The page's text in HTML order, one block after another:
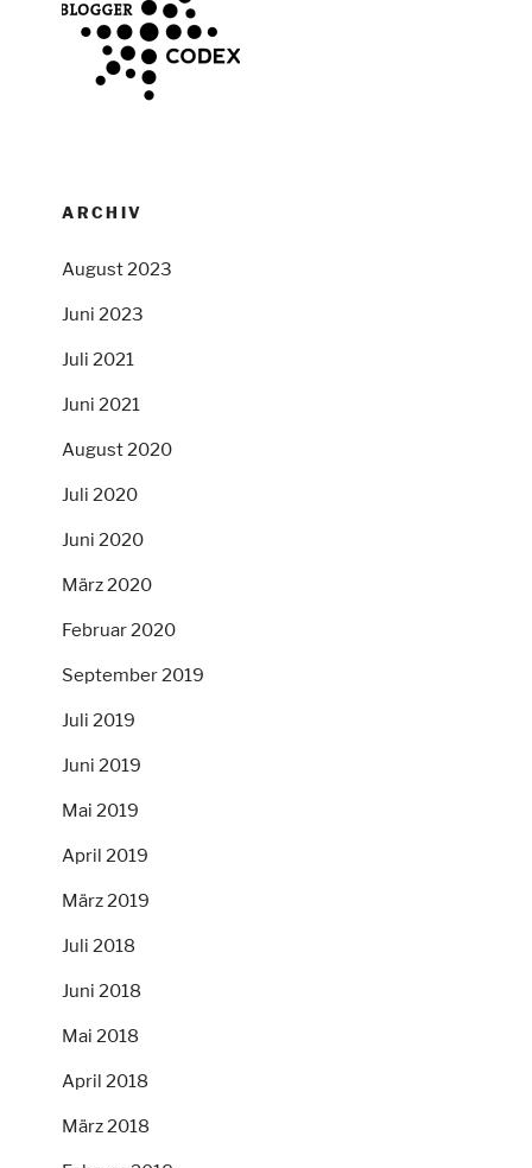
ARCHIV
August 2023
Juni 2023
Juli 2021
Juni 2021
August 2020
Juli 2020
Juni 2020
März 2020
Februar 2020
September 2019
Juli 2019
Juni 2019
Mai 2019
April 2019
März 2019
Juli 2018
Juni 2018
Mai 2018
April 2018
März 2018